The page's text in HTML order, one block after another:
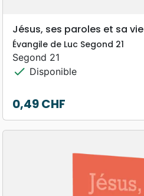
Jésus, ses paroles et sa vie
Évangile de Luc Segond 21
Segond 21
check Disponible
Prix
0,49 CHF